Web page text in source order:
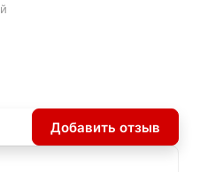
Добавить отзыв